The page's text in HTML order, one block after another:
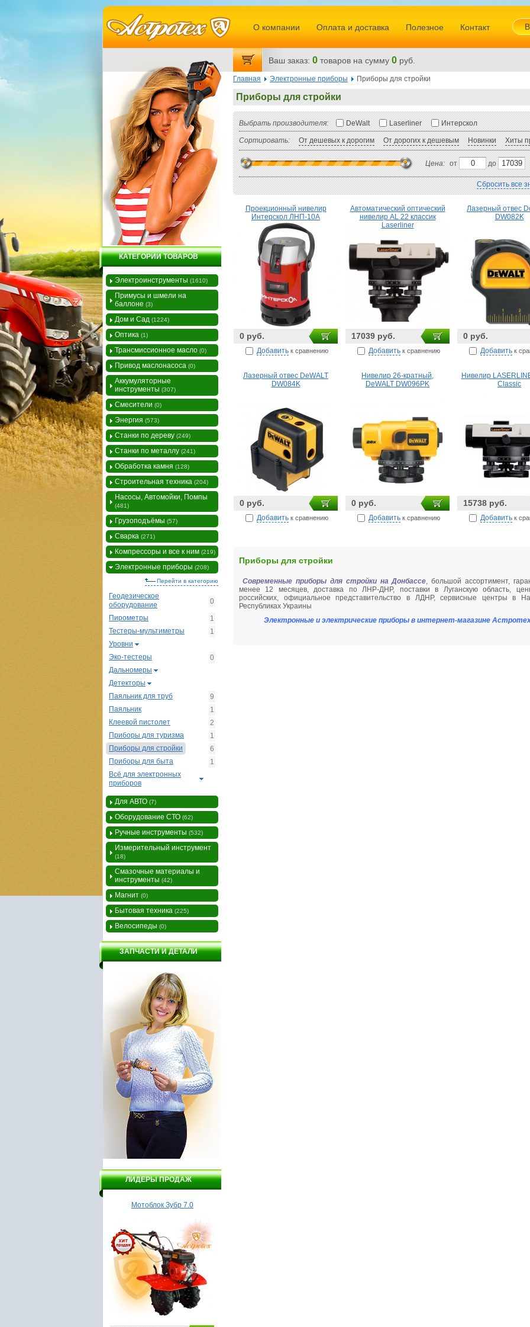
Главная Электронные приборы Приборы для стройки
Приборы для стройки
Выбрать производителя: DeWalt Laserliner Интерскол
Сортировать: От дешевых к дорогим От дорогих к дешевым Новинки Хиты
Цена: от до
Сбросить все
Проекционный нивелир
Интерскол ЛНП-10А
0 руб.
Добавить к сравнению
Автоматический оптический
нивелир AL 22 классик
Laserliner
17039 руб.
Добавить к сравнению
Лазерный отвес
DW082K
0 руб.
Добавить к
Лазерный отвес DeWALT
DW084K
0 руб.
Добавить к сравнению
Нивелир 26-кратный,
DeWALT DW096PK
0 руб.
Добавить к сравнению
Нивелир
Сlassic
15738 руб.
Добавить к
Приборы для стройки
Современные приборы для стройки на Донбассе, большой ассортимент,
менее 12 месяцев, доставка по ЛНР-ДНР, поставки в Луганскую область,
российских, официальное представительство в ЛДНР, сервисные центры в
Республиках Украины
Электронные и электрические приборы в интернет-магазине
КАТЕГОРИИ ТОВАРОВ
Электроинструменты (1610)
Примусы и шмели на
баллоне (3)
Дом и Сад (1224)
Оптика (1)
Трансмиссионное масло (0)
Привод маслонасоса (0)
Аккумуляторные
инструменты (307)
Смесители (0)
Энергия (573)
Станки по дереву (249)
Станки по металлу (241)
Обработка камня (128)
Строительная техника (204)
Насосы, Автомойки, Помпы
(481)
Грузоподъёмы (57)
Сварка (271)
Компрессоры и все к ним (219)
Электронные приборы (208)
Перейти в категорию
Геодезическое
оборудование
0
Пирометры
1
Тестеры-мультиметры
1
Уровни
Эко-тестеры
0
Дальномеры
Детекторы
Паяльник для труб
9
Паяльник
1
Клеевой пистолет
2
Приборы для туризма
1
Приборы для стройки
6
Приборы для быта
1
Всё для электронных
приборов
Для АВТО (7)
Оборудование СТО (62)
Ручные инструменты (532)
Измерительный инструмент
(18)
Смазочные материалы и
инструменты (42)
Магнит (0)
Бытовая техника (225)
Велосипеды (0)
ЗАПЧАСТИ И ДЕТАЛИ
ЛИДЕРЫ ПРОДАЖ
Мотоблок Зубр 7.0
О компании Оплата и доставка Полезное Контакт
Ваш заказ: 0 товаров на сумму 0 руб.